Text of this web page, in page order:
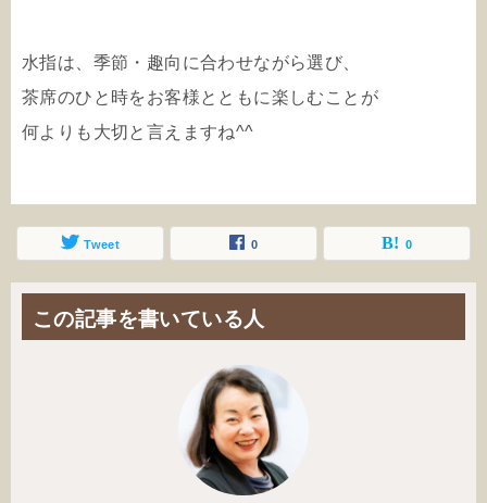
水指は、季節・趣向に合わせながら選び、
茶席のひと時をお客様とともに楽しむことが
何よりも大切と言えますね^^
Tweet 0 0
この記事を書いている人